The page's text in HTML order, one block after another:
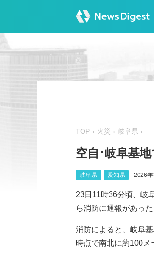
TOP 火災 岐阜県
空自･岐阜基
岐阜県 愛知県 2026
23日11時36分頃、岐
ら消防に通報があった
消防によると、岐阜
時点で南北に約100メ